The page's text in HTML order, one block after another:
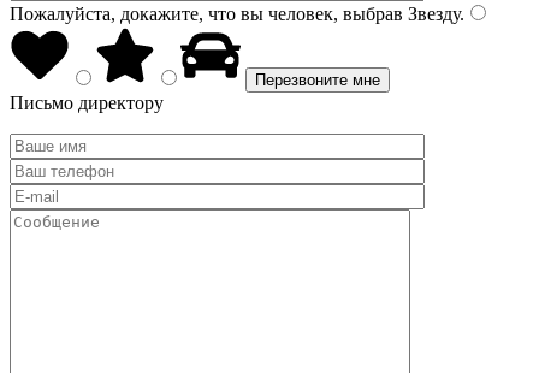
Пожалуйста, докажите, что вы человек, выбрав Звезду.
Письмо директору